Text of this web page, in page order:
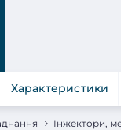
Інжектори,
Характеристики